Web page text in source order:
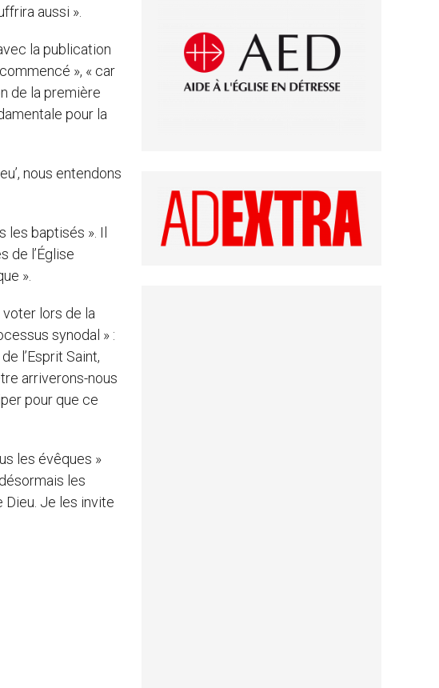
aussi ».
la publication
», « car
de la première
pour la
nous entendons
baptisés ». Il
de l’Église
».
voter lors de la
synodal » :
l’Esprit Saint,
arriverons-nous
pour que ce
les évêques »
les
Je les invite